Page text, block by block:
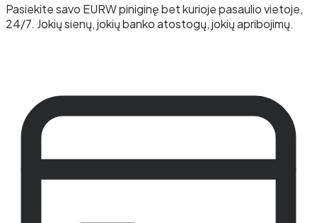
Pasiekite savo EURW piniginę bet kurioje pasaulio vietoje,
24/7. Jokių sienų, jokių banko atostogų, jokių apribojimų.